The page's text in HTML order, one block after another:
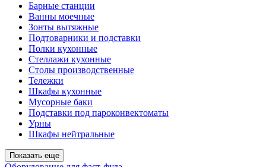
Барные станции
Ванны моечные
Зонты вытяжные
Подтоварники и подставки
Полки кухонные
Стеллажи кухонные
Столы производственные
Тележки
Шкафы кухонные
Мусорные баки
Подставки под пароконвектоматы
Урны
Шкафы нейтральные
Показать еще